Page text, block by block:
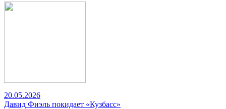
20.05.2026
Давид Фиэль покидает «Кузбасс»